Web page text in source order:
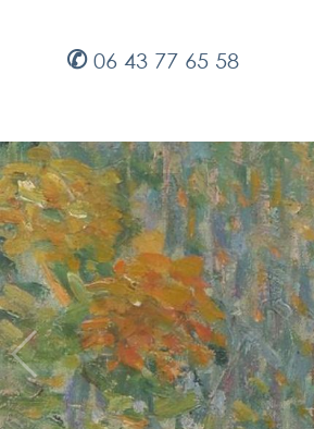
✆ 06 43 77 65 58